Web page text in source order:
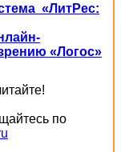
«ЛитРес:
«Логос»
по